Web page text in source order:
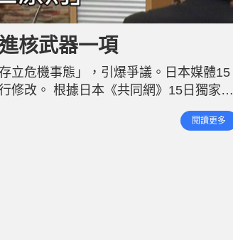
核武器一項
立危機事態」，引爆爭議。日本媒體15
修改。 根據日本《共同網》15日獨家報
由是「不運進核武器」的概念有可能減
不悟 日外長痛批薛劍要求中國回應 報
閱讀更多